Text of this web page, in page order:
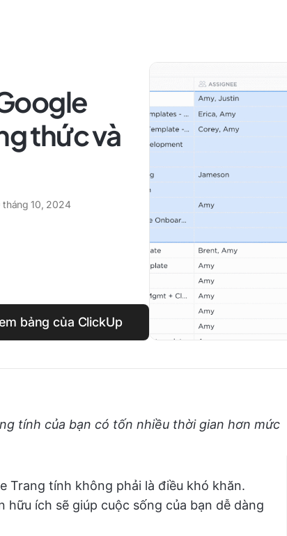
thức và
tháng 10, 2024
bảng của ClickUp
tính của bạn có tốn nhiều thời gian hơn mức
tính không phải là điều khó khăn.
ích sẽ giúp cuộc sống của bạn dễ dàng